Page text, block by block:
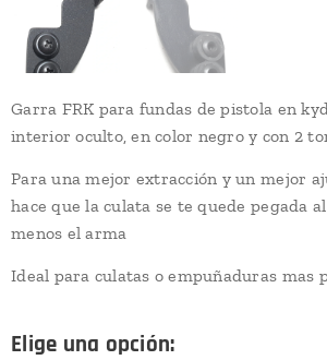
Garra FRK para fundas de pistola en
interior oculto, en color negro y con 2
Para una mejor extracción y un mejor
hace que la culata se te quede pegada
menos el arma
Ideal para culatas o empuñaduras mas
Elige una opción: